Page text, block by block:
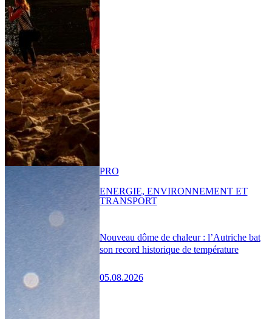
Nouveau dôme de chaleur : l’Autriche bat
son record historique de température
05.08.2026
PRO
ENERGIE, ENVIRONNEMENT ET
TRANSPORT